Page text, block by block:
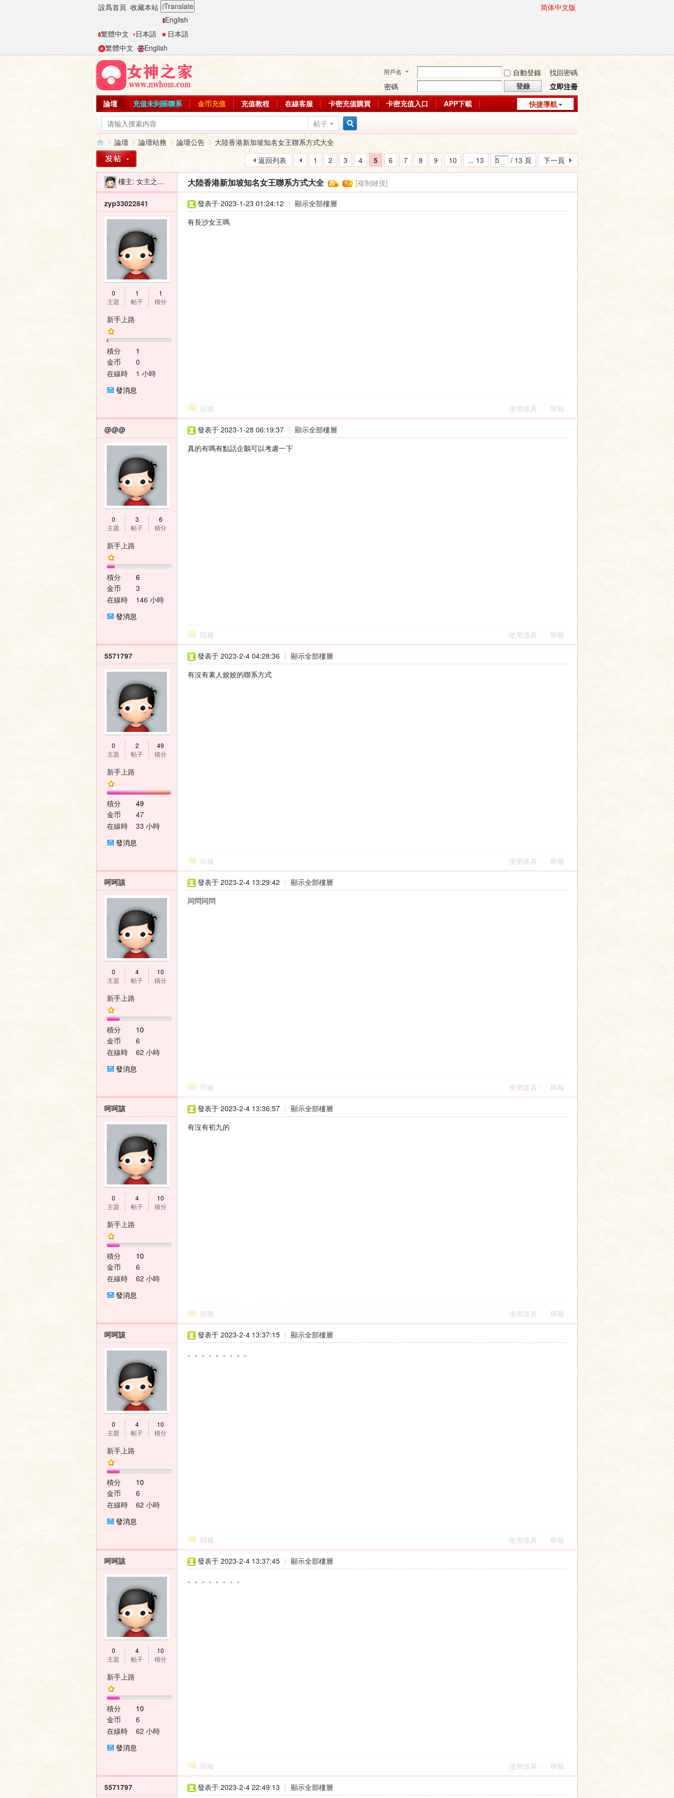
設爲首頁 收藏本站 Translate
English
繁體中文
日本語
日本語
繁體中文
English
简体中文版
用戶名 自動登錄
找回密碼
密碼
登錄
立即注冊
快捷導航
論壇 充值未到賬聯系 金币充值 充值教程 在線客服 卡密充值購買 卡密充值入口
APP下載
帖子
索
»
論壇
›
論壇站務 論壇公告
›
大陸香港新加坡知名女王聯系方式大全
1
2 3 4 5 6 7 8 9 10 ... 13 / 13 頁 下一頁
返回列表
樓主: 女主之家-二麻子 大陸香港新加坡知名女王聯系方式大全 [複制鏈接]
zyp33022841
0
主題
1
帖子
1
積分
新手上路
積分
1
金币
0
在線時
1 小時
發消息
發表于 2023-1-23 01:24:12 | 顯示全部樓層
有長沙女王嗎
回複 使用道具 舉報
@@@
0
主題
3
帖子
6
積分
新手上路
積分
6
金币
3
在線時
146 小時
發消息
發表于 2023-1-28 06:19:37 | 顯示全部樓層
真的有嗎有點話企鵝可以考慮一下
回複 使用道具 舉報
5571797
0
主題
2
帖子
49
積分
新手上路
積分
49
金币
47
在線時
33 小時
發消息
發表于 2023-2-4 04:28:36 | 顯示全部樓層
有沒有素人姣姣的聯系方式
回複 使用道具 舉報
呵呵該
0
主題
4
帖子
10
積分
新手上路
積分
10
金币
6
在線時
62 小時
發消息
發表于 2023-2-4 13:29:42 | 顯示全部樓層
同問同問
回複 使用道具 舉報
呵呵該
0
主題
4
帖子
10
積分
新手上路
積分
10
金币
6
在線時
62 小時
發消息
發表于 2023-2-4 13:36:57 | 顯示全部樓層
有沒有初九的
回複 使用道具 舉報
呵呵該
0
主題
4
帖子
10
積分
新手上路
積分
10
金币
6
在線時
62 小時
發消息
發表于 2023-2-4 13:37:15 | 顯示全部樓層
。。。。。。。。。
回複 使用道具 舉報
呵呵該
0
主題
4
帖子
10
積分
新手上路
積分
10
金币
6
在線時
62 小時
發消息
發表于 2023-2-4 13:37:45 | 顯示全部樓層
。。。。。。。。
回複 使用道具 舉報
5571797 發表于 2023-2-4 22:49:13 | 顯示全部樓層